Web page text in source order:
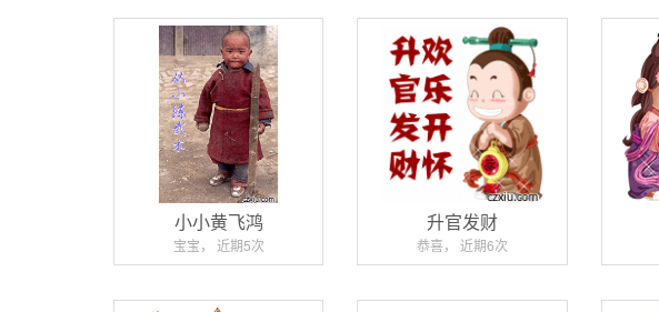
小小黄飞鸿
宝宝， 近期5次
升官发财
恭喜， 近期6次